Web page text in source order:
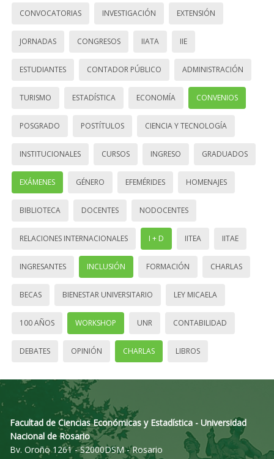
CONVOCATORIAS INVESTIGACIÓN EXTENSIÓN
JORNADAS CONGRESOS IIATA IIE
ESTUDIANTES CONTADOR PÚBLICO ADMINISTRACIÓN
TURISMO ESTADÍSTICA ECONOMÍA CONVENIOS
POSGRADO POSTÍTULOS CIENCIA Y TECNOLOGÍA
INSTITUCIONALES CURSOS INGRESO GRADUADOS
EXÁMENES GÉNERO EFEMÉRIDES HOMENAJES
BIBLIOTECA DOCENTES NODOCENTES
RELACIONES INTERNACIONALES I + D IITEA IITAE
INGRESANTES INCLUSIÓN FORMACIÓN CHARLAS
BECAS BIENESTAR UNIVERSITARIO LEY MICAELA
100 AÑOS WORKSHOP UNR CONTABILIDAD
DEBATES OPINIÓN CHARLAS LIBROS
Facultad de Ciencias Económicas y Estadística - Universidad
Nacional de Rosario
Bv. Oroño 1261 - S2000DSM - Rosario